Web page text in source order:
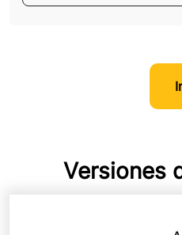
Versiones